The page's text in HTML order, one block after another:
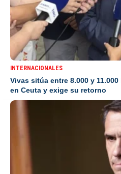
INTERNACIONALES
Vivas sitúa entre 8.000 y
en Ceuta y exige su retorno